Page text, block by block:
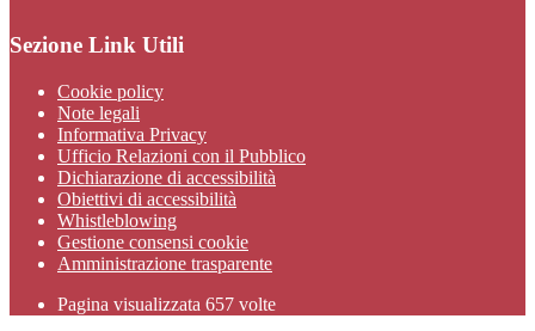
Sezione Link Utili
Cookie policy
Note legali
Informativa Privacy
Ufficio Relazioni con il Pubblico
Dichiarazione di accessibilità
Obiettivi di accessibilità
Whistleblowing
Gestione consensi cookie
Amministrazione trasparente
Pagina visualizzata 657 volte